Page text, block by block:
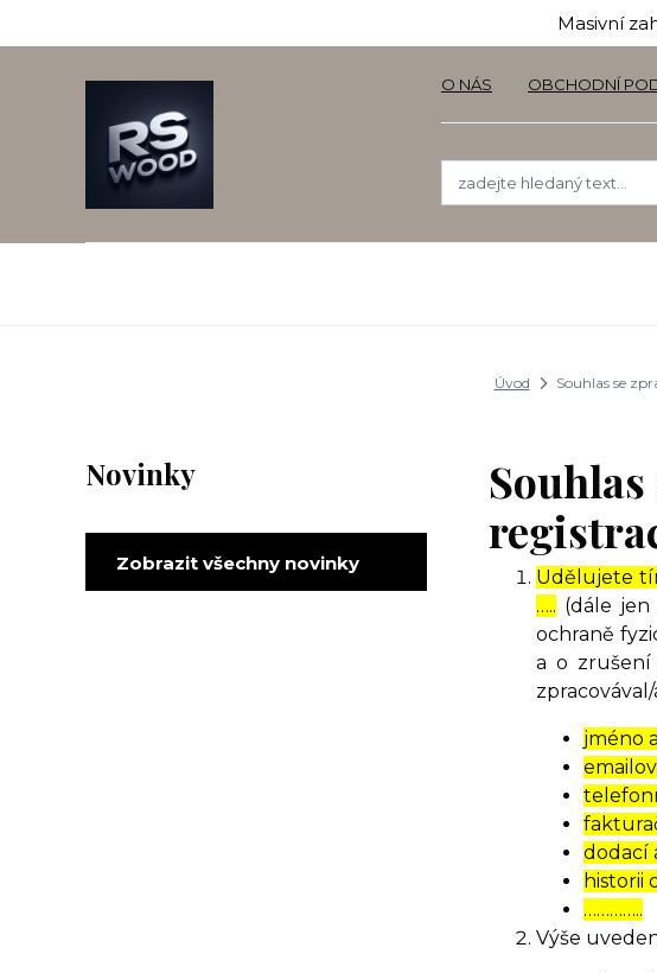
Masivní
O NÁS OBCHODNÍ
Úvod Souhlas se
Novinky
Zobrazit všechny novinky
Udělujete
….. (dále jen
ochraně
a o zrušení
jméno
dodací
historii
…………..
Výše